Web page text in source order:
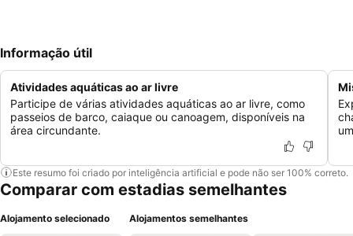
Informação útil
Atividades aquáticas ao ar livre
Participe de várias atividades aquáticas ao ar livre, como
passeios de barco, caiaque ou canoagem, disponíveis na
área circundante.
Este resumo foi criado por inteligência artificial e pode não ser 100% correto.
Comparar com estadias semelhantes
Alojamento selecionado Alojamentos semelhantes